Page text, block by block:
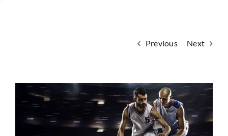
Case Results
Previous Next
View
Larger
Image